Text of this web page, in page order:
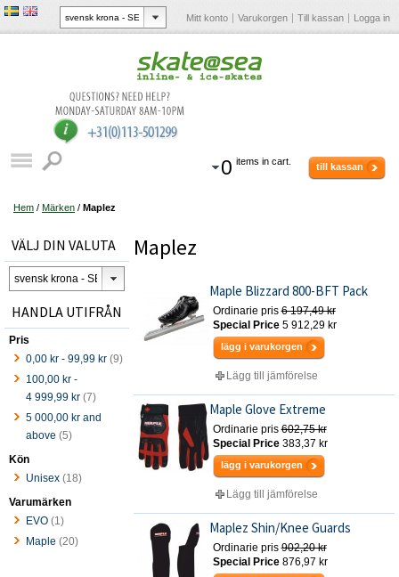
Mitt konto Varukorgen Till kassan Logga in
0 items in cart. till kassan
Hem / Märken / Maplez
Maplez
Maple Blizzard 800-BFT Pack
Ordinarie pris 6 197,49 kr
Special Price 5 912,29 kr
lägg i varukorgen
Lägg till jämförelse
Maple Glove Extreme
Ordinarie pris 602,75 kr
Special Price 383,37 kr
lägg i varukorgen
Lägg till jämförelse
Maplez Shin/Knee Guards
Ordinarie pris 902,20 kr
Special Price 876,97 kr
VÄLJ DIN VALUTA
HANDLA UTIFRÅN
Pris
0,00 kr - 99,99 kr (9)
100,00 kr -
4 999,99 kr (7)
5 000,00 kr and
above (5)
Kön
Unisex (18)
Varumärken
EVO (1)
Maple (20)